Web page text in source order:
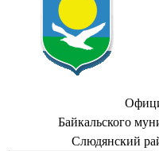
Байкальского
Слюдянский